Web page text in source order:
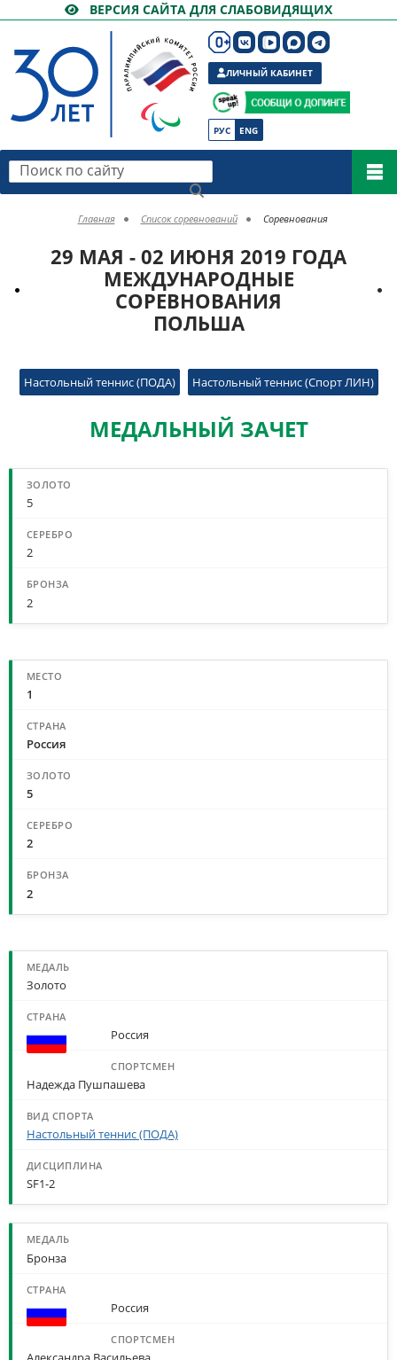
ВЕРСИЯ САЙТА ДЛЯ СЛАБОВИДЯЩИХ
РУС ENG
ЛИЧНЫЙ КАБИНЕТ
Поиск по сайту
Главная Список соревнований Соревнования
29 МАЯ - 02 ИЮНЯ 2019 ГОДА
МЕЖДУНАРОДНЫЕ
СОРЕВНОВАНИЯ
ПОЛЬША
Настольный теннис (ПОДА) Настольный теннис (Спорт ЛИН)
МЕДАЛЬНЫЙ ЗАЧЕТ
СВОДНЫЙ МЕДАЛЬНЫЙ ЗАЧЕТ
5
2
2
МЕДАЛЬНЫЙ ЗАЧЕТ ПО СТРАНАМ
1
Россия
5
2
2
МЕДАЛИ ПО СПОРТСМЕНАМ И ДИСЦИПЛИНАМ
Золото
Россия
Надежда Пушпашева
Настольный теннис (ПОДА)
SF1-2
Бронза
Россия